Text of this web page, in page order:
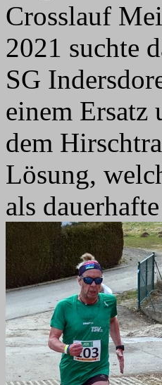
Crosslauf
2021 suchte
SG
einem Ersatz
dem
Lösung,
als